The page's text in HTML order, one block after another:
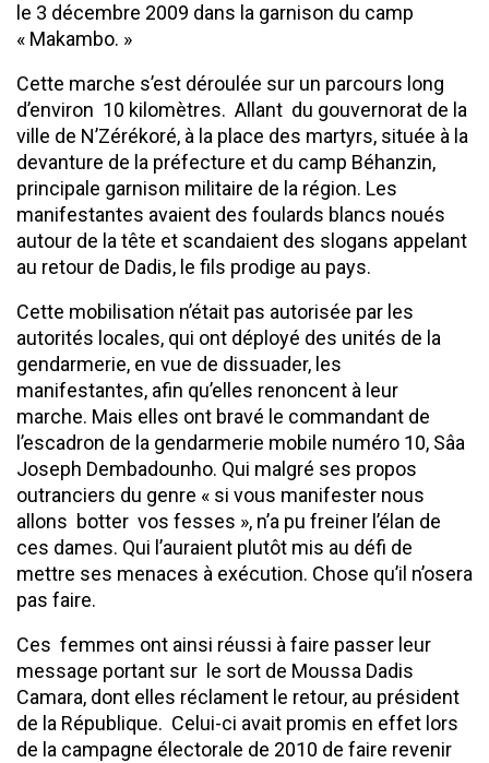
le 3 décembre 2009 dans la garnison du camp
« Makambo. »
Cette marche s’est déroulée sur un parcours long
d’environ 10 kilomètres. Allant du gouvernorat de la
ville de N’Zérékoré, à la place des martyrs, située à la
devanture de la préfecture et du camp Béhanzin,
principale garnison militaire de la région. Les
manifestantes avaient des foulards blancs noués
autour de la tête et scandaient des slogans appelant
au retour de Dadis, le fils prodige au pays.
Cette mobilisation n’était pas autorisée par les
autorités locales, qui ont déployé des unités de la
gendarmerie, en vue de dissuader, les
manifestantes, afin qu’elles renoncent à leur
marche. Mais elles ont bravé le commandant de
l’escadron de la gendarmerie mobile numéro 10, Sâa
Joseph Dembadounho. Qui malgré ses propos
outranciers du genre « si vous manifester nous
allons botter vos fesses », n’a pu freiner l’élan de
ces dames. Qui l’auraient plutôt mis au défi de
mettre ses menaces à exécution. Chose qu’il n’osera
pas faire.
Ces femmes ont ainsi réussi à faire passer leur
message portant sur le sort de Moussa Dadis
Camara, dont elles réclament le retour, au président
de la République. Celui-ci avait promis en effet lors
de la campagne électorale de 2010 de faire revenir